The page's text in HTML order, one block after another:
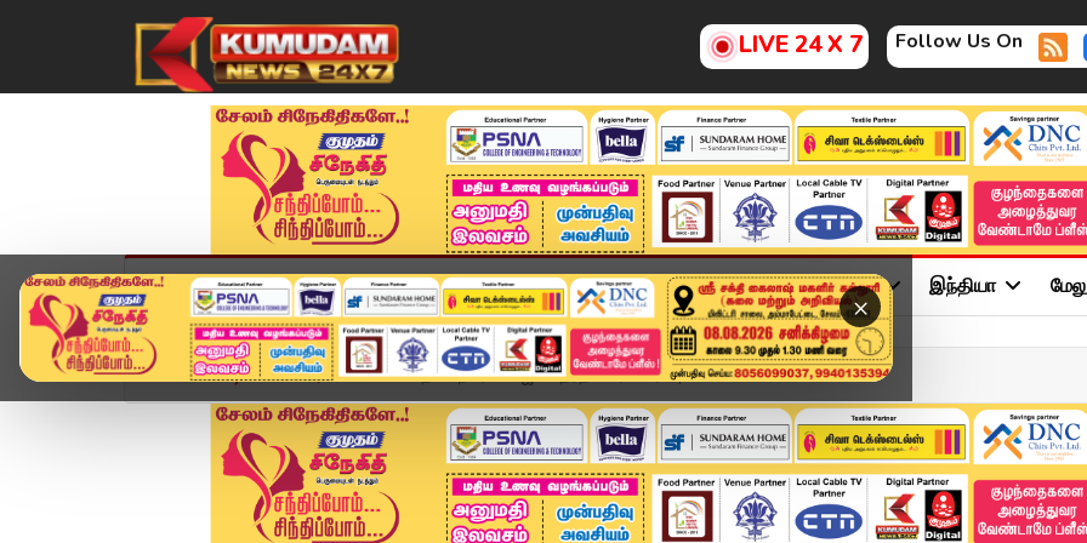
LIVE 24 X 7 Follow Us On
×
முகப்பு விளையாட்டு அண்மை தமிழ்நாடு சினிமா அரசியல் விளையாட்டு இந்தியா
Home வீடியோ ஸ்டோரி 🔴Live : தலைநகரில் விஜய் தேர்தல் பிரச்சாரம் | T...